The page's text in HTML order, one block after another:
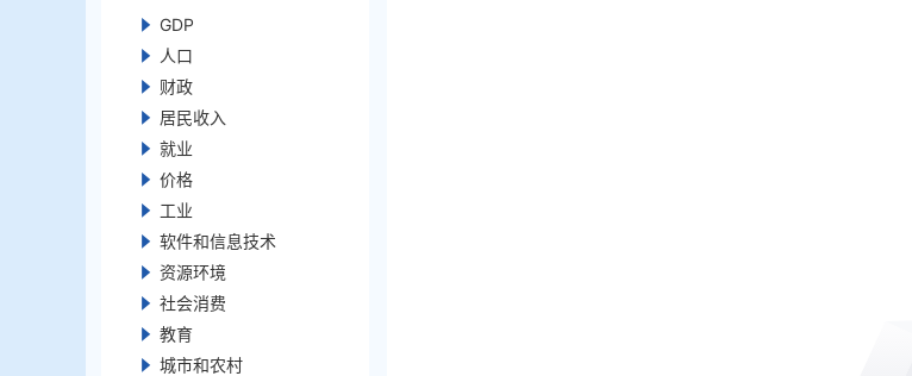
GDP
人口
财政
居民收入
就业
价格
工业
软件和信息技术
资源环境
社会消费
教育
城市和农村